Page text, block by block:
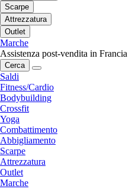
Scarpe
Attrezzatura
Outlet
Marche
Assistenza post-vendita in Francia
Cerca
Saldi
Fitness/Cardio
Bodybuilding
Crossfit
Yoga
Combattimento
Abbigliamento
Scarpe
Attrezzatura
Outlet
Marche